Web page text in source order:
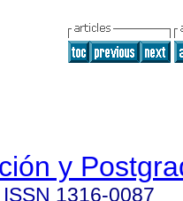
y
ISSN 1316-0087